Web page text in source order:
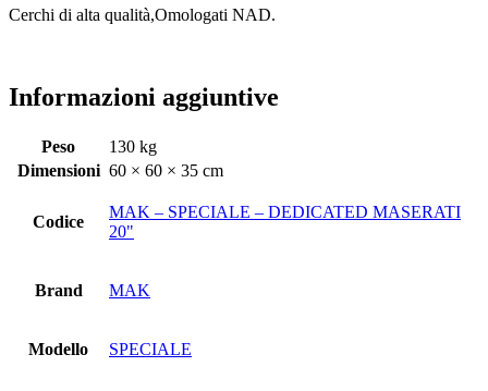
Cerchi di alta qualità,Omologati NAD.
Informazioni aggiuntive
Peso
130 kg
Dimensioni 60 × 60 × 35 cm
Codice
MAK – SPECIALE – DEDICATED MASERATI
20"
Brand MAK
Modello SPECIALE